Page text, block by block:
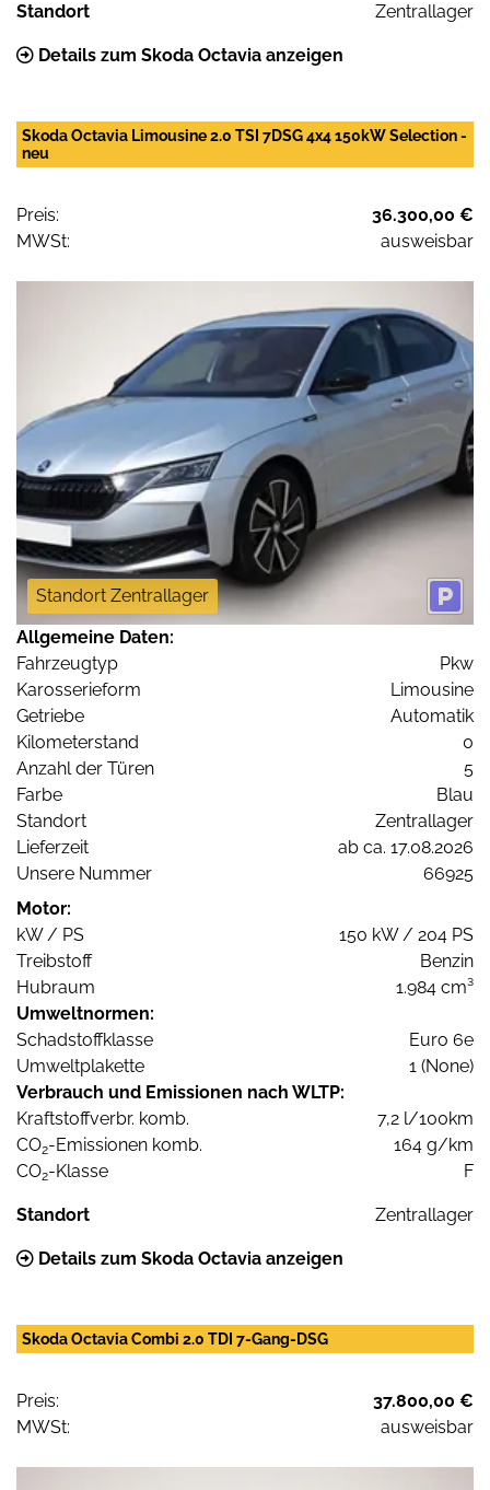
Standort Zentrallager
Details zum Skoda Octavia anzeigen
Skoda Octavia Limousine 2.0 TSI 7DSG 4x4 150kW Selection -
neu
Preis:
36.300,00 €
MWSt:
ausweisbar
Standort Zentrallager
Allgemeine Daten:
Fahrzeugtyp
Pkw
Karosserieform
Limousine
Getriebe
Automatik
Kilometerstand
0
Anzahl der Türen
5
Farbe
Blau
Standort
Zentrallager
Lieferzeit
ab ca. 17.08.2026
Unsere Nummer
66925
Motor:
kW / PS
150 kW / 204 PS
Treibstoff
Benzin
Hubraum
1.984 cm³
Umweltnormen:
Schadstoffklasse
Euro 6e
Umweltplakette
1 (None)
Verbrauch und Emissionen nach WLTP:
Kraftstoffverbr. komb.
7,2 l/100km
CO2-Emissionen komb.
164 g/km
CO2-Klasse F
Standort Zentrallager
Details zum Skoda Octavia anzeigen
Skoda Octavia Combi 2.0 TDI 7-Gang-DSG
Preis:
37.800,00 €
MWSt:
ausweisbar